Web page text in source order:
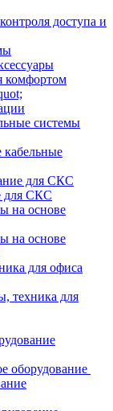
доступа и
комфортом
системы
кабельные
для СКС
для СКС
на основе
на основе
для офиса
техника для
оборудование